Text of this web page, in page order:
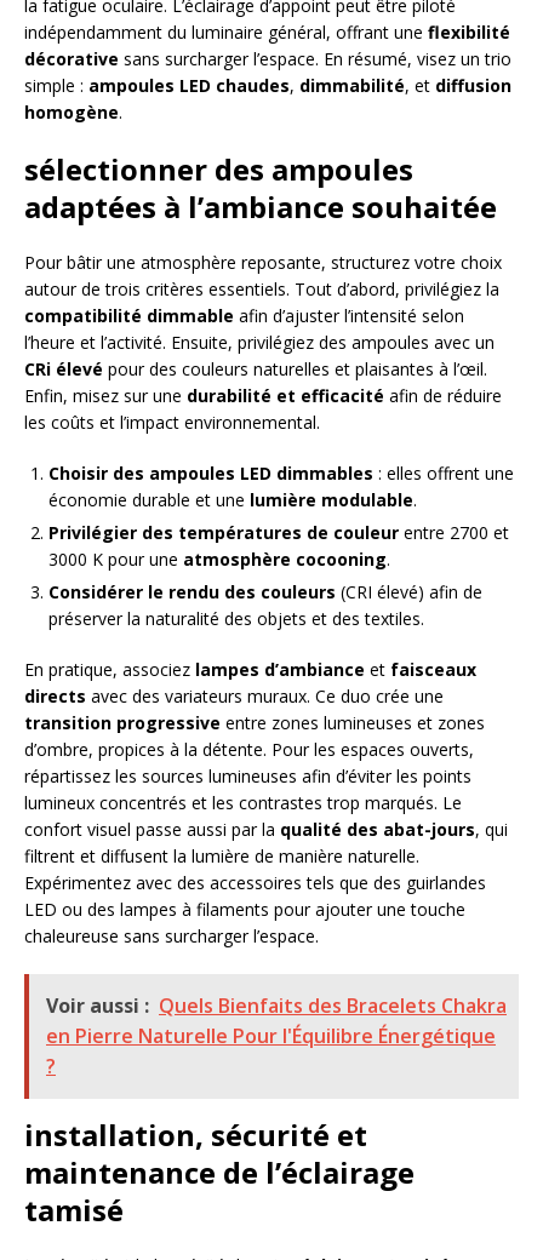
la fatigue oculaire. L’éclairage d’appoint peut être piloté
indépendamment du luminaire général, offrant une flexibilité
décorative sans surcharger l’espace. En résumé, visez un trio
simple : ampoules LED chaudes, dimmabilité, et diffusion
homogène.
sélectionner des ampoules
adaptées à l’ambiance souhaitée
Pour bâtir une atmosphère reposante, structurez votre choix
autour de trois critères essentiels. Tout d’abord, privilégiez la
compatibilité dimmable afin d’ajuster l’intensité selon
l’heure et l’activité. Ensuite, privilégiez des ampoules avec un
CRi élevé pour des couleurs naturelles et plaisantes à l’œil.
Enfin, misez sur une durabilité et efficacité afin de réduire
les coûts et l’impact environnemental.
Choisir des ampoules LED dimmables : elles offrent une
économie durable et une lumière modulable.
Privilégier des températures de couleur entre 2700 et
3000 K pour une atmosphère cocooning.
Considérer le rendu des couleurs (CRI élevé) afin de
préserver la naturalité des objets et des textiles.
En pratique, associez lampes d’ambiance et faisceaux
directs avec des variateurs muraux. Ce duo crée une
transition progressive entre zones lumineuses et zones
d’ombre, propices à la détente. Pour les espaces ouverts,
répartissez les sources lumineuses afin d’éviter les points
lumineux concentrés et les contrastes trop marqués. Le
confort visuel passe aussi par la qualité des abat-jours, qui
filtrent et diffusent la lumière de manière naturelle.
Expérimentez avec des accessoires tels que des guirlandes
LED ou des lampes à filaments pour ajouter une touche
chaleureuse sans surcharger l’espace.
Voir aussi : Quels Bienfaits des Bracelets Chakra
en Pierre Naturelle Pour l'Équilibre Énergétique
?
installation, sécurité et
maintenance de l’éclairage
tamisé